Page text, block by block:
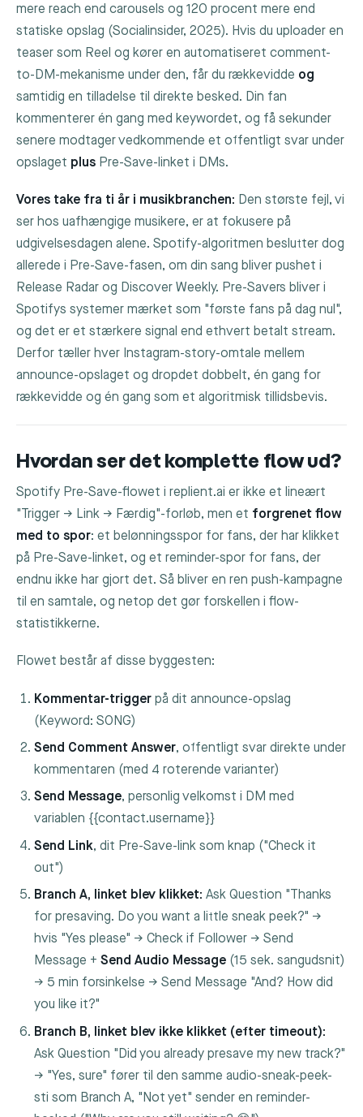
mere reach end carousels og 120 procent mere end
statiske opslag (Socialinsider, 2025). Hvis du uploader en
teaser som Reel og kører en automatiseret comment-
to-DM-mekanisme under den, får du rækkevidde og
samtidig en tilladelse til direkte besked. Din fan
kommenterer én gang med keywordet, og få sekunder
senere modtager vedkommende et offentligt svar under
opslaget plus Pre-Save-linket i DMs.
Vores take fra ti år i musikbranchen: Den største fejl, vi
ser hos uafhængige musikere, er at fokusere på
udgivelsesdagen alene. Spotify-algoritmen beslutter dog
allerede i Pre-Save-fasen, om din sang bliver pushet i
Release Radar og Discover Weekly. Pre-Savers bliver i
Spotifys systemer mærket som "første fans på dag nul",
og det er et stærkere signal end ethvert betalt stream.
Derfor tæller hver Instagram-story-omtale mellem
announce-opslaget og dropdet dobbelt, én gang for
rækkevidde og én gang som et algoritmisk tillidsbevis.
Hvordan ser det komplette flow ud?
Spotify Pre-Save-flowet i replient.ai er ikke et lineært
"Trigger → Link → Færdig"-forløb, men et forgrenet flow
med to spor: et belønningsspor for fans, der har klikket
på Pre-Save-linket, og et reminder-spor for fans, der
endnu ikke har gjort det. Så bliver en ren push-kampagne
til en samtale, og netop det gør forskellen i flow-
statistikkerne.
Flowet består af disse byggesten:
Kommentar-trigger på dit announce-opslag
(Keyword:SONG)
Send Comment Answer, offentligt svar direkte under
kommentaren (med 4 roterende varianter)
Send Message, personlig velkomst i DM med
variablen {{contact.username}}
Send Link, dit Pre-Save-link som knap ("Check it
out")
Branch A, linket blev klikket: Ask Question "Thanks
for presaving. Do you want a little sneak peek?" →
hvis "Yes please" → Check if Follower → Send
Message +Send Audio Message (15 sek. sangudsnit)
→ 5 min forsinkelse → Send Message "And? How did
you like it?"
Branch B, linket blev ikke klikket (efter timeout):
Ask Question "Did you already presave my new track?"
→ "Yes, sure" fører til den samme audio-sneak-peek-
sti som Branch A, "Not yet" sender en reminder-